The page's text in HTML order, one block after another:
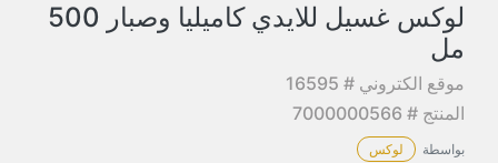
لوكس غسيل للايدي كاميليا وصبار 500
مل
موقع الكتروني # 16595
المنتج # 7000000566
بواسطة لوكس